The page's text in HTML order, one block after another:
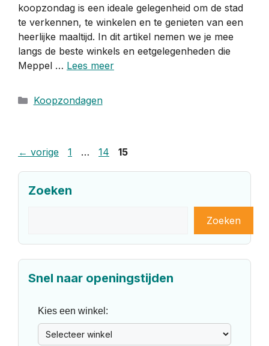
koopzondag is een ideale gelegenheid om de stad
te verkennen, te winkelen en te genieten van een
heerlijke maaltijd. In dit artikel nemen we je mee
langs de beste winkels en eetgelegenheden die
Meppel … Lees meer
Categorieën
Koopzondagen
← vorige Pagina
1 … Pagina
14 Pagina
15
Zoeken
Zoeken
Snel naar openingstijden
Kies een winkel: